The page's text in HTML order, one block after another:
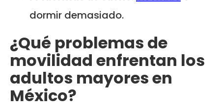
dormir demasiado.
¿Qué problemas de
movilidad enfrentan los
adultos mayores en
México?